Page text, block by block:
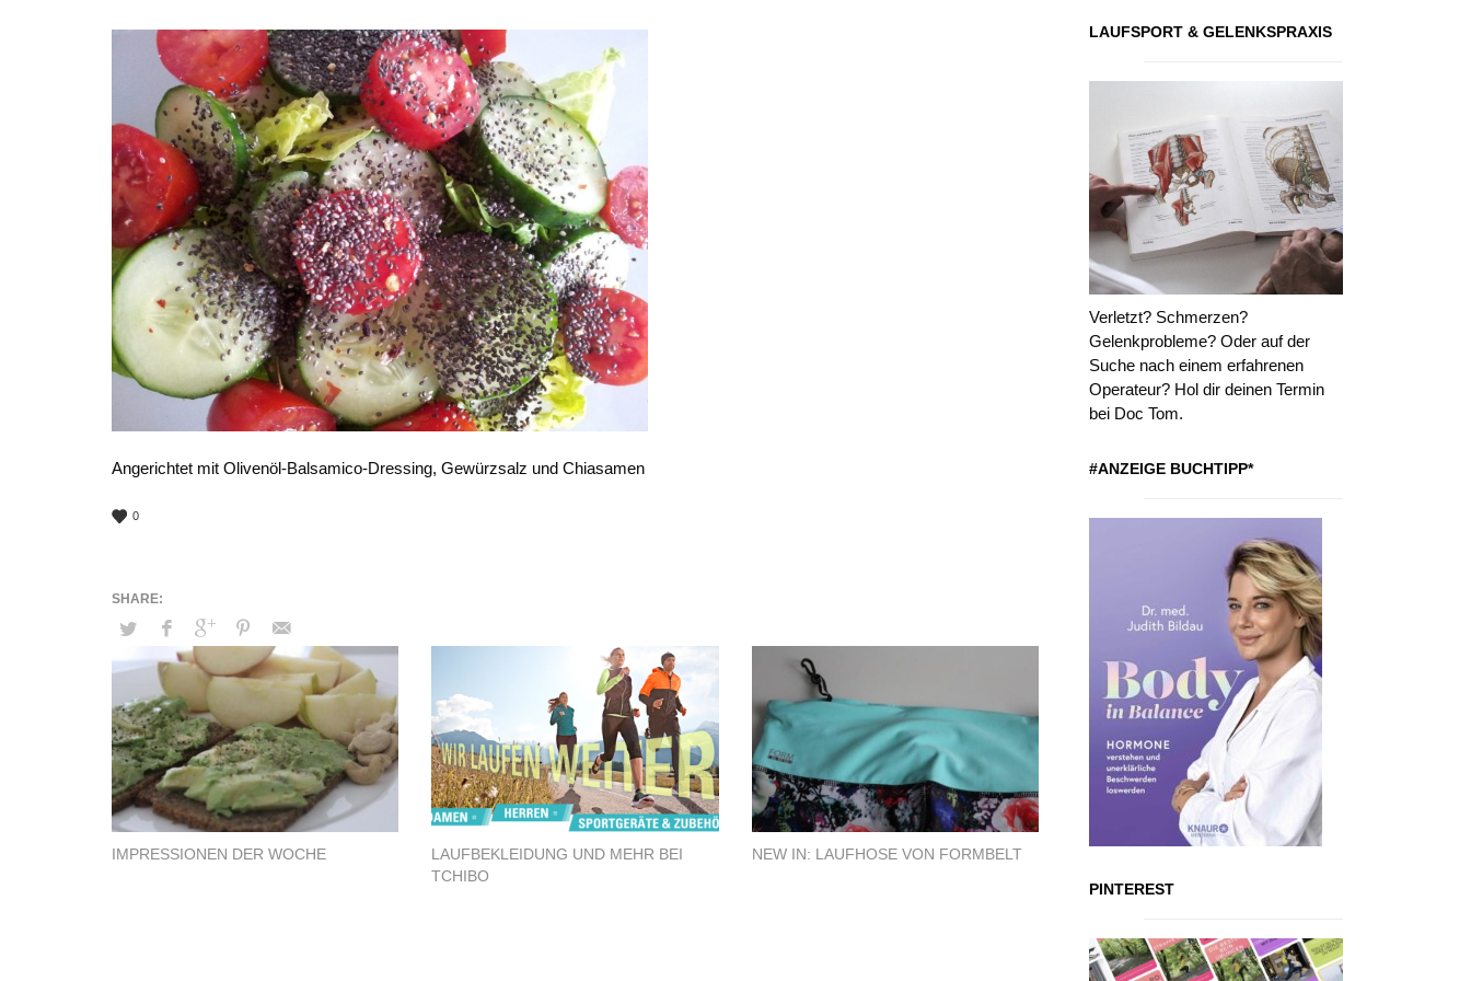
Angerichtet mit Olivenöl-Balsamico-Dressing, Gewürzsalz und Chiasamen
0
IMPRESSIONEN DER WOCHE
LAUFBEKLEIDUNG UND MEHR BEI
TCHIBO
NEW IN: LAUFHOSE VON FORMBELT
LAUFSPORT & GELENKSPRAXIS
Verletzt? Schmerzen?
Gelenkprobleme? Oder auf der
Suche nach einem erfahrenen
Operateur? Hol dir deinen Termin
bei Doc Tom.
#ANZEIGE BUCHTIPP*
PINTEREST